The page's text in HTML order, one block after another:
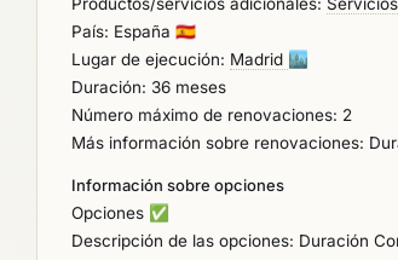
País: España 🇪🇸
Lugar de ejecución: Madrid 🏙️
Duración: 36 meses
Número máximo de renovaciones: 2
Más información sobre renovaciones:
Información sobre opciones
Opciones ✅
Descripción de las opciones: Duración